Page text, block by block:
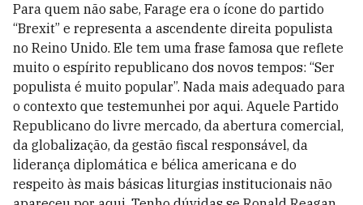
Para quem não sabe, Farage era o ícone do partido
“Brexit” e representa a ascendente direita populista
no Reino Unido. Ele tem uma frase famosa que reflete
muito o espírito republicano dos novos tempos: “Ser
populista é muito popular”. Nada mais adequado para
o contexto que testemunhei por aqui. Aquele Partido
Republicano do livre mercado, da abertura comercial,
da globalização, da gestão fiscal responsável, da
liderança diplomática e bélica americana e do
respeito às mais básicas liturgias institucionais não